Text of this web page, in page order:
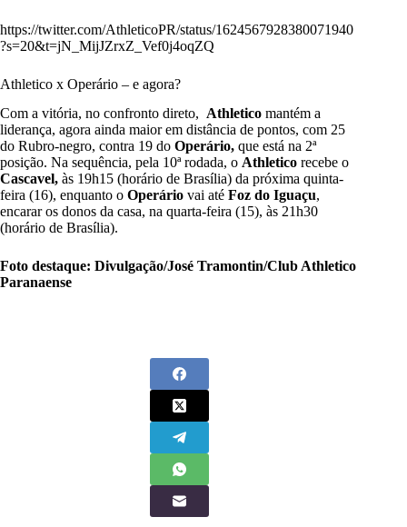
https://twitter.com/AthleticoPR/status/1624567928380071940
?s=20&t=jN_MijJZrxZ_Vef0j4oqZQ
Athletico x Operário – e agora?
Com a vitória, no confronto direto, Athletico mantém a
liderança, agora ainda maior em distância de pontos, com 25
do Rubro-negro, contra 19 do Operário, que está na 2ª
posição. Na sequência, pela 10ª rodada, o Athletico recebe o
Cascavel, às 19h15 (horário de Brasília) da próxima quinta-
feira (16), enquanto o Operário vai até Foz do Iguaçu,
encarar os donos da casa, na quarta-feira (15), às 21h30
(horário de Brasília).
Foto destaque: Divulgação/José Tramontin/Club Athletico
Paranaense